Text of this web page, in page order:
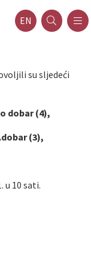
EN
su sljedeći
dobar (4),
(3),
u 10 sati.